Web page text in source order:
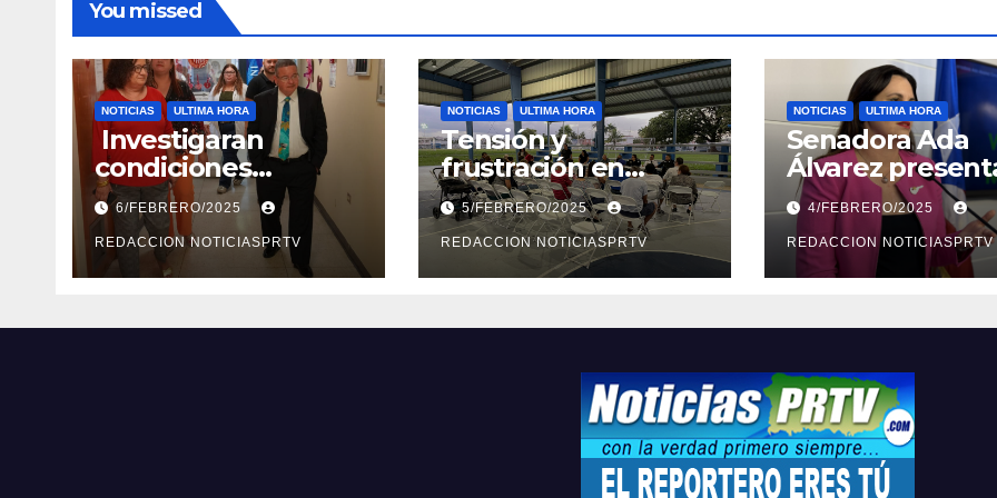
You missed
NOTICIAS ULTIMA HORA
Investigaran
condiciones
deplorables de las
facilidades el
Departamento de la
Salud en Mayagüez
6/FEBRERO/2025
REDACCION NOTICIASPRTV
NOTICIAS ULTIMA HORA
Tensión y
frustración en
reunión sobre
seguridad en
Reparto
Metropolitano
5/FEBRERO/2025
REDACCION NOTICIASPRTV
NOTICIAS ULTIMA HORA
Senadora Ada
Álvarez
medidas ante la
violencia en el
noviazgo
4/FEBRERO/2025
REDACCION NOTICIASPRTV